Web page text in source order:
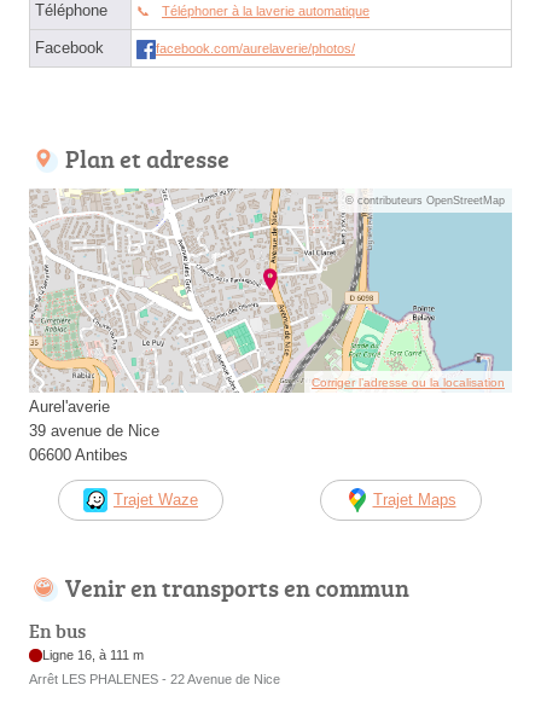
Téléphone Téléphoner à la laverie automatique
Facebook facebook.com/aurelaverie/photos/
Plan et adresse
© contributeurs OpenStreetMap
Corriger l’adresse ou la localisation
Aurel'averie
39 avenue de Nice
06600 Antibes
Trajet Waze Trajet Maps
Venir en transports en commun
En bus
Ligne 16, à 111 m
Arrêt LES PHALENES - 22 Avenue de Nice